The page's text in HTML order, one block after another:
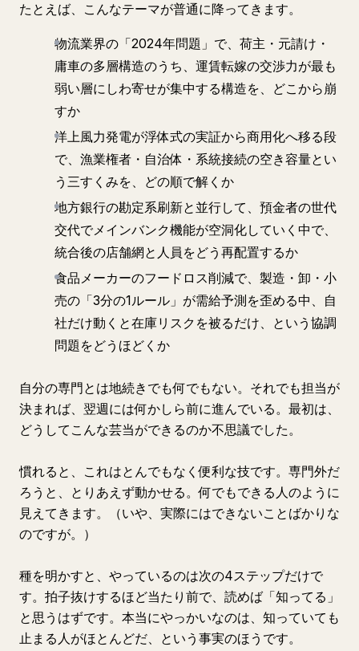
たとえば、こんなテーマが普通に降ってきます。
物流業界の「2024年問題」で、荷主・元請け・
庸車の多層構造のうち、運賃転嫁の交渉力が最も
弱い層にしわ寄せが集中する構造を、どこから崩
すか
洋上風力発電が浮体式の実証から商用化へ移る段
で、漁業権者・自治体・系統接続の空き容量とい
う三すくみを、どの順で解くか
地方銀行の勘定系刷新と並行して、預金者の世代
交代でメインバンク機能が空洞化していく中で、
統合後の店舗網と人員をどう再配置するか
食品メーカーのフードロス削減で、製造・卸・小
売の「3分の1ルール」が需給予測を歪める中、自
社だけ動くと在庫リスクを被るだけ、という協調
問題をどうほどくか
自分の専門とは地続きでも何でもない。それでも担当が
決まれば、翌週には何かしら前に進んでいる。最初は、
どうしてこんな芸当ができるのか不思議でした。
慣れると、これはとんでもなく便利な技です。専門外だ
ろうと、とりあえず動かせる。何でもできる人のように
見えてきます。（いや、実際にはできないことばかりな
のですが。）
種を明かすと、やっているのは次の4ステップだけで
す。拍子抜けするほど当たり前で、読めば「知ってる」
と思うはずです。本当にやっかいなのは、知っていても
止まる人がほとんどだ、という事実のほうです。